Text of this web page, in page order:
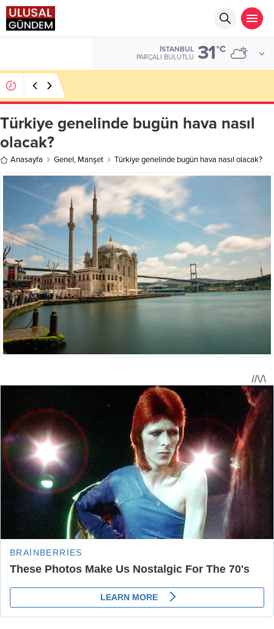
İSTANBUL
PARÇALI BULUTLU 31°C
Türkiye genelinde bugün hava nasıl
olacak?
Anasayfa Genel, Manşet Türkiye genelinde bugün hava nasıl olacak?